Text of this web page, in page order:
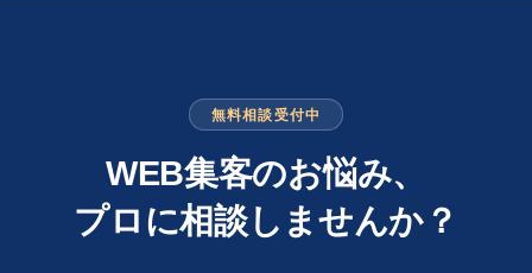
WEB集客のお悩み、
プロに相談しませんか？